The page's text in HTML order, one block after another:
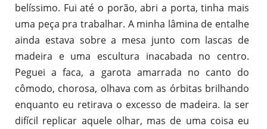
belíssimo. Fui até o porão, abri a porta, tinha mais
uma peça pra trabalhar. A minha lâmina de entalhe
ainda estava sobre a mesa junto com lascas de
madeira e uma escultura inacabada no centro.
Peguei a faca, a garota amarrada no canto do
cômodo, chorosa, olhava com as órbitas brilhando
enquanto eu retirava o excesso de madeira. Ia ser
difícil replicar aquele olhar, mas de uma coisa eu